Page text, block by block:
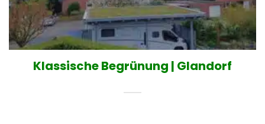
Klassische Begrünung | Glandorf